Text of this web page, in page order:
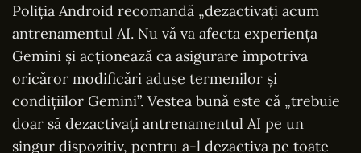
Poliția Android recomandă „dezactivați acum
antrenamentul AI. Nu vă va afecta experiența
Gemini și acționează ca asigurare împotriva
oricăror modificări aduse termenilor și
condițiilor Gemini”. Vestea bună este că „trebuie
doar să dezactivați antrenamentul AI pe un
singur dispozitiv, pentru a-l dezactiva pe toate